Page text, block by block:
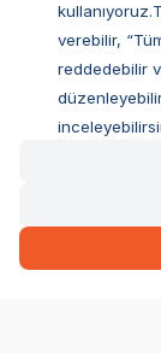
1.499,00TL
Müşteri
Ovacık Mah.
Müşteri Destek
verebilir,
reddedebilir